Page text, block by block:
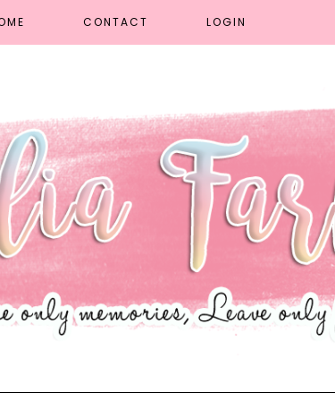
CONTACT LOGIN